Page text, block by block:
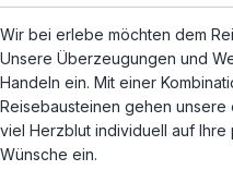
Wir bei erlebe möchten dem
Unsere Überzeugungen und
Handeln ein. Mit einer
Reisebausteinen gehen
viel Herzblut individuell auf
Wünsche ein.